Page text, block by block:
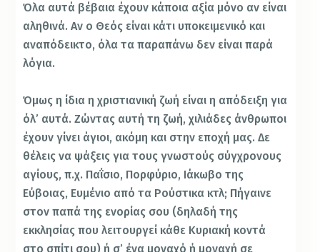
Όλα αυτά βέβαια έχουν κάποια αξία μόνο αν είναι
αληθινά. Αν ο Θεός είναι κάτι υποκειμενικό και
αναπόδεικτο, όλα τα παραπάνω δεν είναι παρά
λόγια.
Όμως η ίδια η χριστιανική ζωή είναι η απόδειξη για
όλ’ αυτά. Ζώντας αυτή τη ζωή, χιλιάδες άνθρωποι
έχουν γίνει άγιοι, ακόμη και στην εποχή μας. Δε
θέλεις να ψάξεις για τους γνωστούς σύγχρονους
αγίους, π.χ. Παΐσιο, Πορφύριο, Ιάκωβο της
Εύβοιας, Ευμένιο από τα Ρούστικα κτλ; Πήγαινε
στον παπά της ενορίας σου (δηλαδή της
εκκλησίας που λειτουργεί κάθε Κυριακή κοντά
στο σπίτι σου) ή σ’ ένα μοναχό ή μοναχή σε